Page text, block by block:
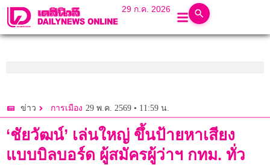
29 ก.ค. 2026
ข่าว การเมือง 29 พ.ค. 2569 • 11:59 น.
‘ชัยวัฒน์’ เล่นใหญ่ ขึ้นป้ายหาเสียง
แบบบิลบอร์ด ผู้สมัครผู้ว่าฯ กทม. ทั่ว